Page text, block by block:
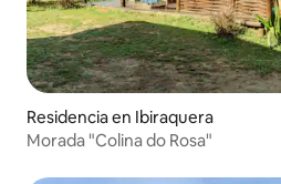
Residencia en Ibiraquera
Morada "Colina do Rosa"